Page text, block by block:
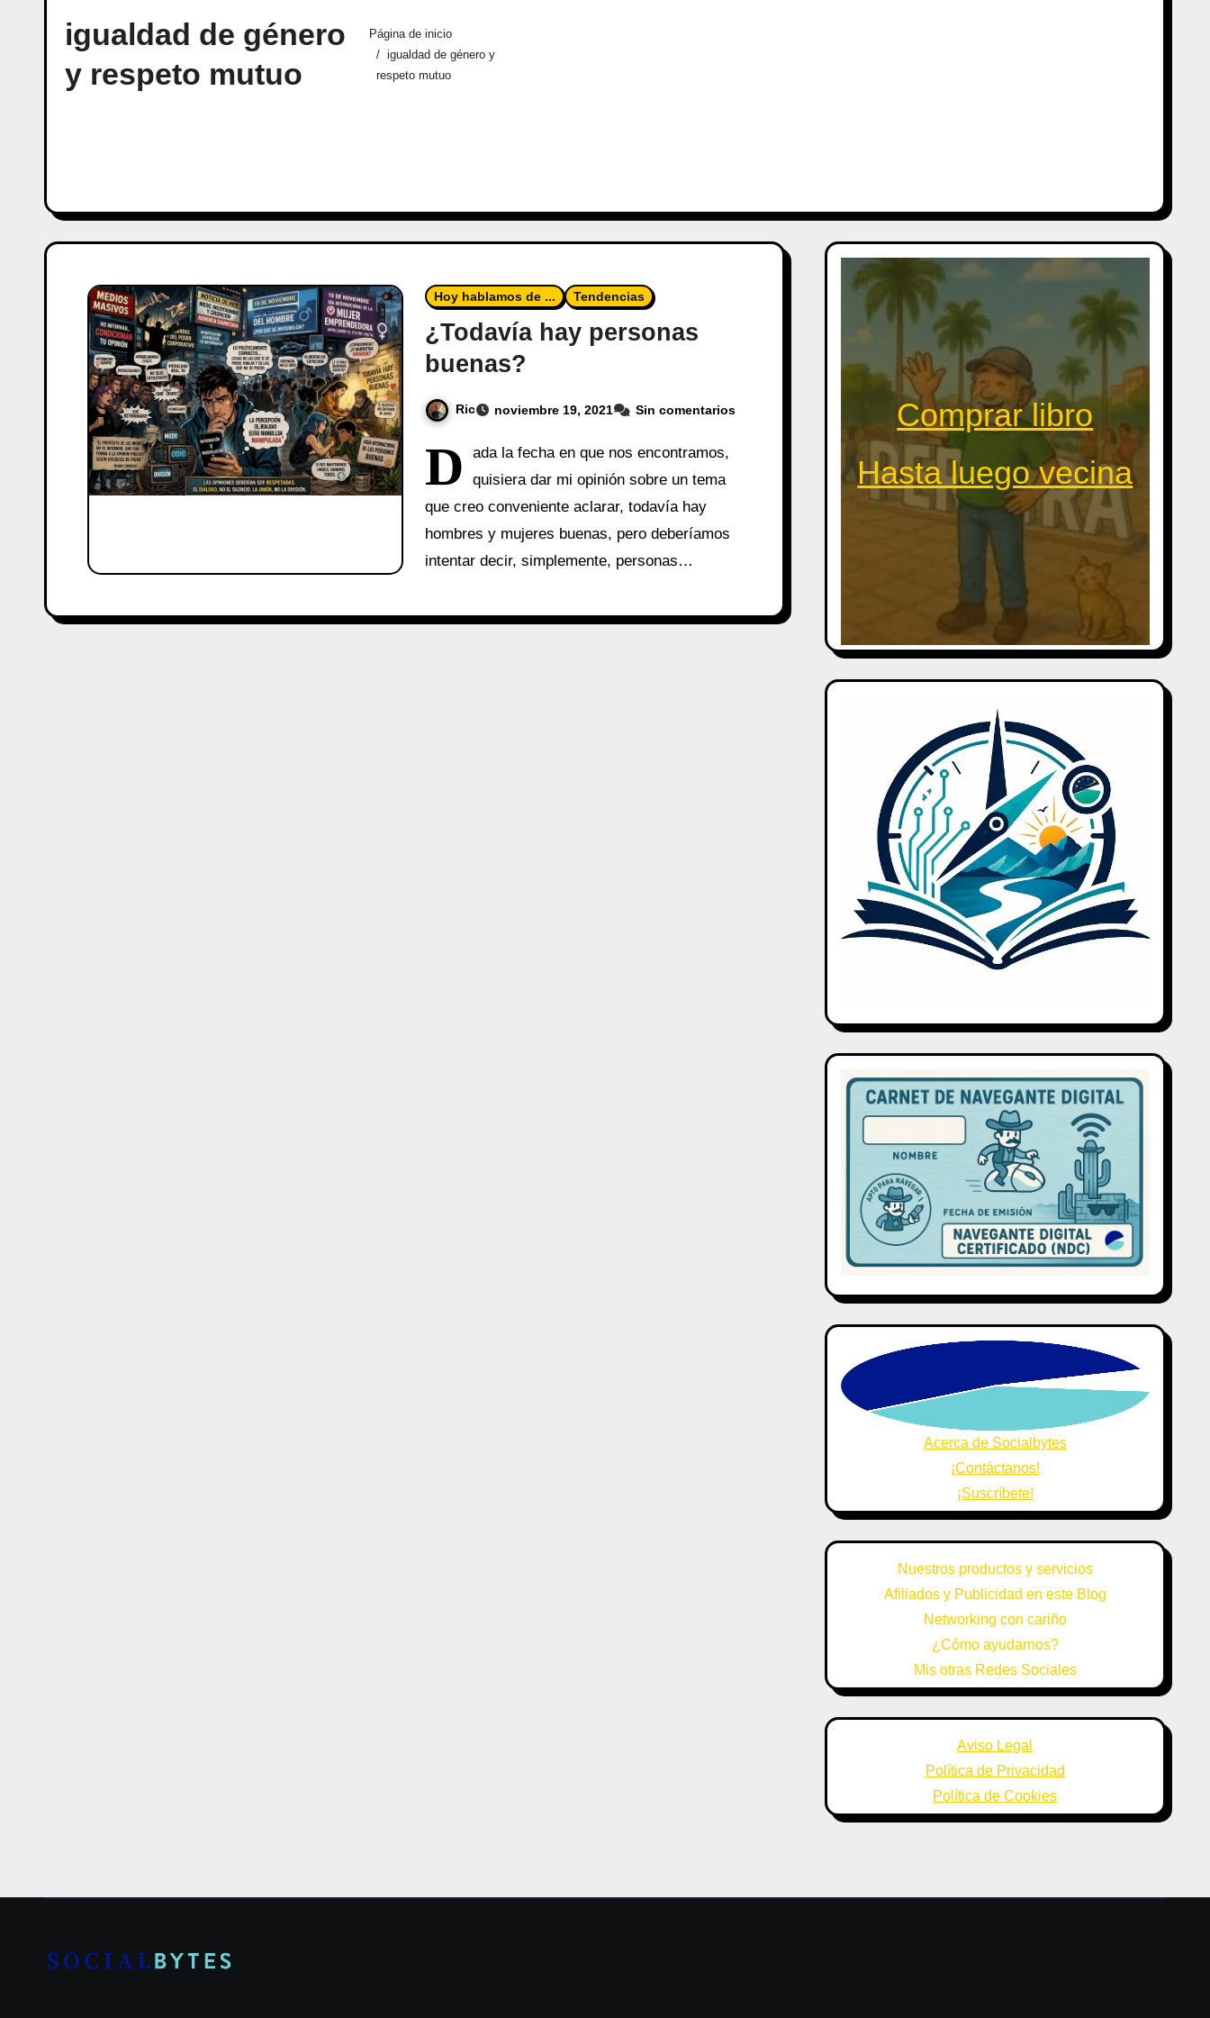
igualdad de género
y respeto mutuo
Página de inicio
igualdad de género y
respeto mutuo
Hoy hablamos de ... Tendencias
¿Todavía hay personas
buenas?
Ric noviembre 19, 2021 Sin comentarios
D
ada la fecha en que nos encontramos,
quisiera dar mi opinión sobre un tema
que creo conveniente aclarar, todavía hay
hombres y mujeres buenas, pero deberíamos
intentar decir, simplemente, personas…
Comprar libro
Hasta luego vecina
Acerca de Socialbytes
¡Contáctanos!
¡Suscríbete!
Nuestros productos y servicios
Afiliados y Publicidad en este Blog
Networking con cariño
¿Cómo ayudarnos?
Mis otras Redes Sociales
Aviso Legal
Política de Privacidad
Política de Cookies